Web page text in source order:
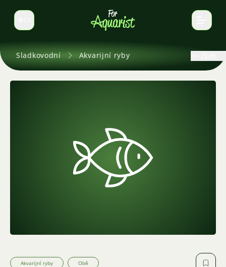
Select language
Sladkovodní Akvarijní ryby
Akvarijní ryby Obě